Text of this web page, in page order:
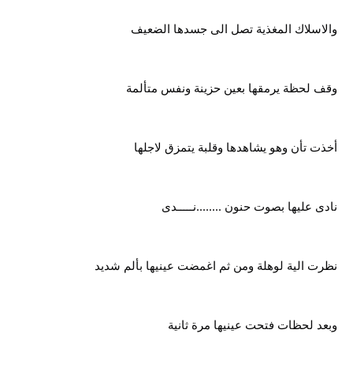
والاسلاك المغذية تصل الى جسدها الضعيف
وقف لحظة يرمقها بعين حزينة ونفس متألمة
أخذت تأن وهو يشاهدها وقلبة يتمزق لاجلها
نادى عليها بصوت حنون ........نـــــدى
نظرت الية لوهلة ومن ثم اغمضت عينيها بألم شديد
وبعد لحظات فتحت عينيها مرة ثانية